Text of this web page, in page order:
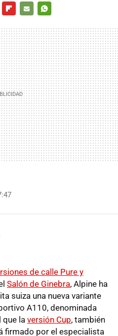
MAIL
de calle Pure y
Salón de Ginebra, Alpine ha
suiza una nueva variante
A110, denominada
que la versión Cup, también
firmado por el especialista